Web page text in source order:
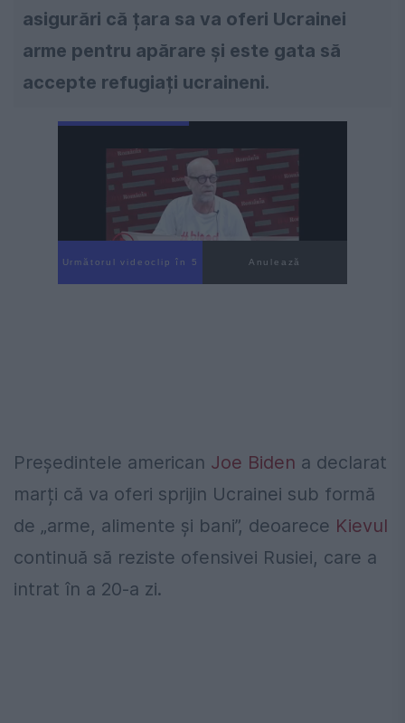
asigurări că țara sa va oferi Ucrainei
arme pentru apărare și este gata să
accepte refugiați ucraineni.
Următorul videoclip în 3 Anulează
Președintele american Joe Biden a declarat
marți că va oferi sprijin Ucrainei sub formă
de „arme, alimente și bani”, deoarece Kievul
continuă să reziste ofensivei Rusiei, care a
intrat în a 20-a zi.